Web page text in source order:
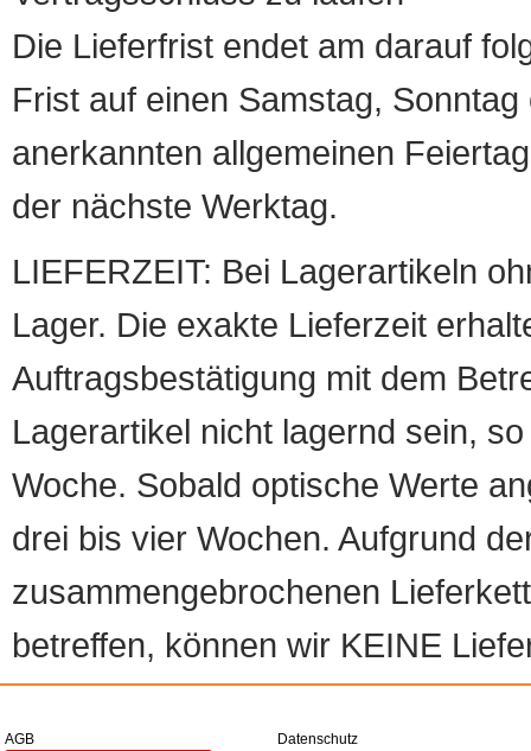
Die Lieferfrist endet am darauf
Frist auf einen Samstag,
anerkannten allgemeinen
der nächste Werktag.
LIEFERZEIT: Bei Lagerartikeln
Lager. Die exakte Lieferzeit
Auftragsbestätigung mit dem
Lagerartikel nicht lagernd sein,
Woche. Sobald optische Werte
drei bis vier Wochen. Aufgrund
zusammengebrochenen
betreffen, können wir KEINE
AGB
Datenschutz